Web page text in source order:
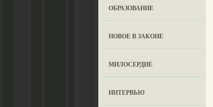
OБРАЗОВАНИЕ
НОВОЕ В ЗАКОНЕ
МИЛОСЕРДИЕ
ИНТЕРВЬЮ